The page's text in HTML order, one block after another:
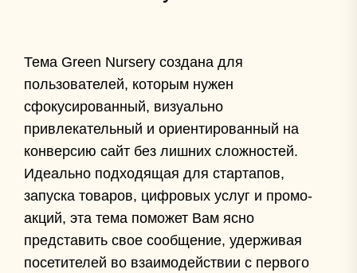
Тема Green Nursery создана для
пользователей, которым нужен
сфокусированный, визуально
привлекательный и ориентированный на
конверсию сайт без лишних сложностей.
Идеально подходящая для стартапов,
запуска товаров, цифровых услуг и промо-
акций, эта тема поможет Вам ясно
представить свое сообщение, удерживая
посетителей во взаимодействии с первого